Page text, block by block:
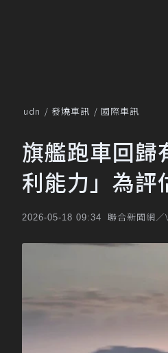
udn 發燒車訊 國際車訊
旗艦跑車回歸
利能力」為評
2026-05-18 09:34 聯合新聞網